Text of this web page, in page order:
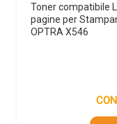
Toner compatibile
pagine per
OPTRA X546